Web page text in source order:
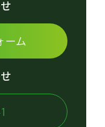
ーム